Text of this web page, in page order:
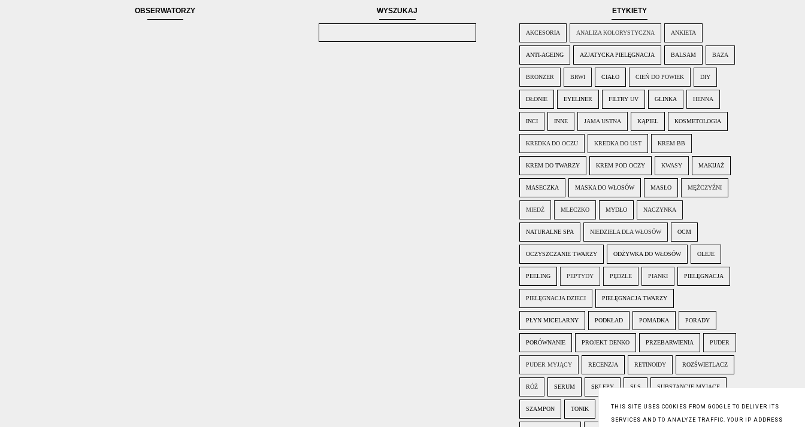
OBSERWATORZY WYSZUKAJ ETYKIETY
AKCESORIA ANALIZA KOLORYSTYCZNA ANKIETA
ANTI-AGEING AZJATYCKA PIELĘGNACJA BALSAM BAZA
BRONZER BRWI CIAŁO CIEŃ DO POWIEK DIY
DŁONIE EYELINER FILTRY UV GLINKA HENNA
INCI INNE JAMA USTNA KĄPIEL KOSMETOLOGIA
KREDKA DO OCZU KREDKA DO UST KREM BB
KREM DO TWARZY KREM POD OCZY KWASY MAKIJAŻ
MASECZKA MASKA DO WŁOSÓW MASŁO MĘŻCZYŹNI
MIEDŹ MLECZKO MYDŁO NACZYNKA
NATURALNE SPA NIEDZIELA DLA WŁOSÓW OCM
OCZYSZCZANIE TWARZY ODŻYWKA DO WŁOSÓW OLEJE
PEELING PEPTYDY PĘDZLE PIANKI PIELĘGNACJA
PIELĘGNACJA DZIECI PIELĘGNACJA TWARZY
PŁYN MICELARNY PODKŁAD POMADKA PORADY
PORÓWNANIE PROJEKT DENKO PRZEBARWIENIA PUDER
PUDER MYJĄCY RECENZJA RETINOIDY ROZŚWIETLACZ
RÓŻ SERUM SKLEPY SLS SUBSTANCJE MYJĄCE
SZAMPON TONIK TRĄDZIK TUSZ DO RZĘS
THIS SITE USES COOKIES FROM GOOGLE TO DELIVER ITS
SERVICES AND TO ANALYZE TRAFFIC. YOUR IP ADDRESS